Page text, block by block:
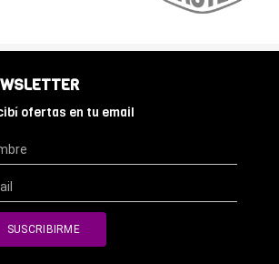
ofertas en tu email